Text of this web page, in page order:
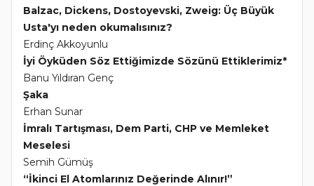
Balzac, Dickens, Dostoyevski, Zweig: Üç Büyük
Usta'yı neden okumalısınız?
Erdinç Akkoyunlu
İyi Öyküden Söz Ettiğimizde Sözünü Ettiklerimiz*
Banu Yıldıran Genç
Şaka
Erhan Sunar
İmralı Tartışması, Dem Parti, CHP ve Memleket
Meselesi
Semih Gümüş
“İkinci El Atomlarınız Değerinde Alınır!”